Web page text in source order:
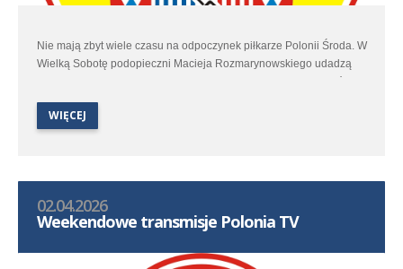
Nie mają zbyt wiele czasu na odpoczynek piłkarze Polonii Środa. W
Wielką Sobotę podopieczni Macieja Rozmarynowskiego udadzą
się do Stęszewa by w spotkaniu 25 kolejki trzeciej ligi zmierzyć się
WIĘCEJ
02.04.2026
Weekendowe transmisje Polonia TV